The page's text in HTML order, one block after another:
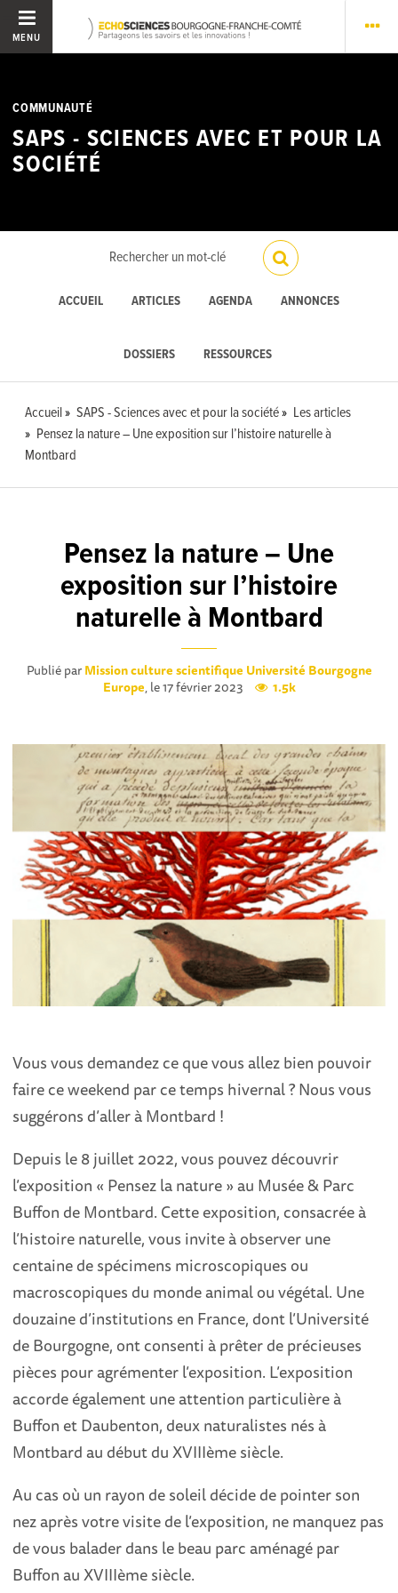
MENU
COMMUNAUTÉ
SAPS - SCIENCES AVEC ET POUR LA
SOCIÉTÉ
ACCUEIL ARTICLES AGENDA ANNONCES
DOSSIERS RESSOURCES
Accueil SAPS - Sciences avec et pour la société
Les articles
Pensez la nature – Une exposition sur l’histoire naturelle à
Montbard
Pensez la nature – Une
exposition sur l’histoire
naturelle à Montbard
Publié parMission culture scientifique Université Bourgogne
Europe, le 17 février 2023 1.5k
Vous vous demandez ce que vous allez bien pouvoir
faire ce weekend par ce temps hivernal ? Nous vous
suggérons d’aller à Montbard !
Depuis le 8 juillet 2022, vous pouvez découvrir
l’exposition « Pensez la nature » au Musée & Parc
Buffon de Montbard. Cette exposition, consacrée à
l’histoire naturelle, vous invite à observer une
centaine de spécimens microscopiques ou
macroscopiques du monde animal ou végétal. Une
douzaine d’institutions en France, dont l’Université
de Bourgogne, ont consenti à prêter de précieuses
pièces pour agrémenter l’exposition. L’exposition
accorde également une attention particulière à
Buffon et Daubenton, deux naturalistes nés à
Montbard au début du XVIIIème siècle.
Au cas où un rayon de soleil décide de pointer son
nez après votre visite de l’exposition, ne manquez pas
de vous balader dans le beau parc aménagé par
Buffon au XVIIIème siècle.